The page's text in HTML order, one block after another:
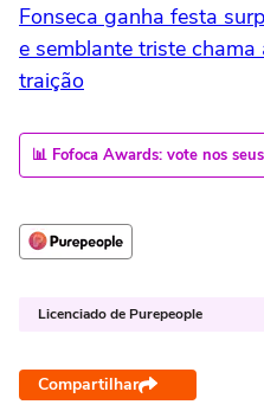
Fonseca ganha festa
e semblante triste
traição
📊 Fofoca Awards: vote nos
Licenciado de Purepeople
Compartilhar